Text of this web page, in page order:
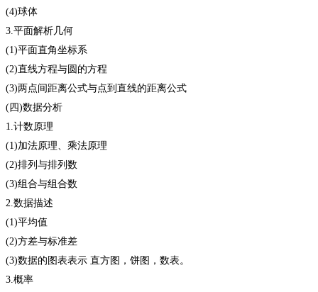
(4)球体
3.平面解析几何
(1)平面直角坐标系
(2)直线方程与圆的方程
(3)两点间距离公式与点到直线的距离公式
(四)数据分析
1.计数原理
(1)加法原理、乘法原理
(2)排列与排列数
(3)组合与组合数
2.数据描述
(1)平均值
(2)方差与标准差
(3)数据的图表表示 直方图，饼图，数表。
3.概率